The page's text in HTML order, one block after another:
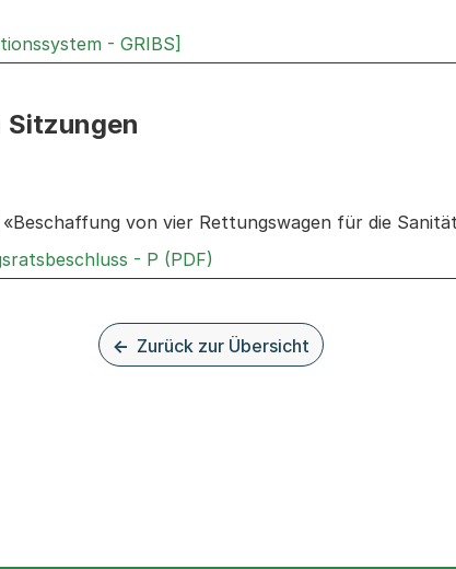
- GRIBS]
Sitzungen
zu den Sitzungen zum Geschäft
von vier Rettungswagen für die
- P (PDF)
Zurück zur Übersicht